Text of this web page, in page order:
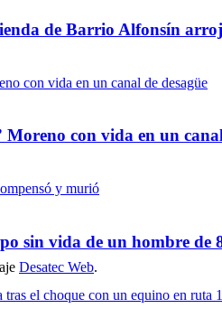
de Barrio Alfonsín
con vida en un
sin vida de un hombre de
Desatec Web.